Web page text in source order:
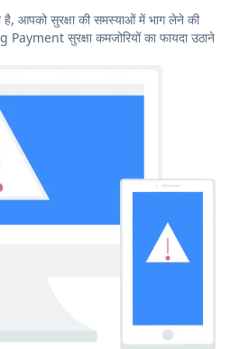
आपको सुरक्षा की समस्याओं में भाग लेने की
सुरक्षा कमजोरियों का फायदा उठाने